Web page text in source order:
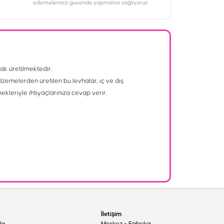
ödemelerinizi güvende yapmanızı sağlıyoruz.
üretilmektedir.
üretilen bu levhalar, iç ve dış
ihtiyaçlarınıza cevap verir.
İletişim